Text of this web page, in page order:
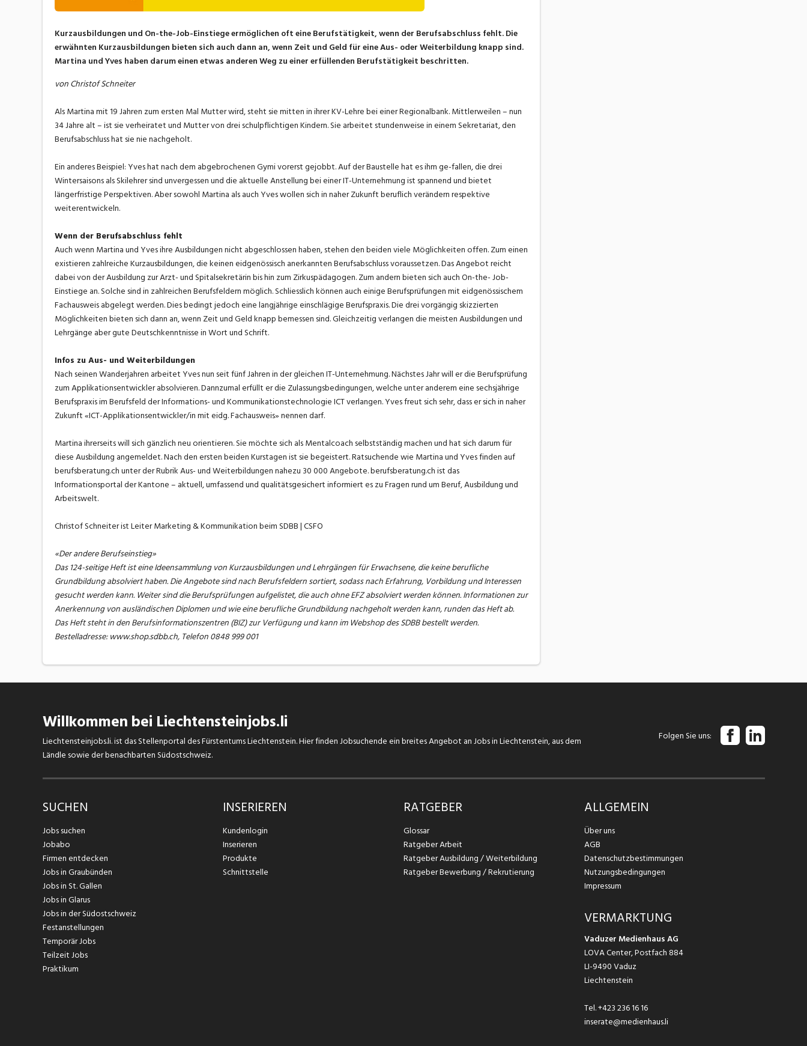
Kurzausbildungen und On-the-Job-Einstiege ermöglichen oft eine Berufstätigkeit, wenn der Berufsabschluss fehlt. Die
erwähnten Kurzausbildungen bieten sich auch dann an, wenn Zeit und Geld für eine Aus- oder Weiterbildung knapp sind.
Martina und Yves haben darum einen etwas anderen Weg zu einer erfüllenden Berufstätigkeit beschritten.
von Christof Schneiter
Als Martina mit 19 Jahren zum ersten Mal Mutter wird, steht sie mitten in ihrer KV-Lehre bei einer Regionalbank. Mittlerweilen – nun
34 Jahre alt – ist sie verheiratet und Mutter von drei schulpflichtigen Kindern. Sie arbeitet stundenweise in einem Sekretariat, den
Berufsabschluss hat sie nie nachgeholt.
Ein anderes Beispiel: Yves hat nach dem abgebrochenen Gymi vorerst gejobbt. Auf der Baustelle hat es ihm ge-fallen, die drei
Wintersaisons als Skilehrer sind unvergessen und die aktuelle Anstellung bei einer IT-Unternehmung ist spannend und bietet
längerfristige Perspektiven. Aber sowohl Martina als auch Yves wollen sich in naher Zukunft beruflich verändern respektive
weiterentwickeln.
Wenn der Berufsabschluss fehlt
Auch wenn Martina und Yves ihre Ausbildungen nicht abgeschlossen haben, stehen den beiden viele Möglichkeiten offen. Zum einen
existieren zahlreiche Kurzausbildungen, die keinen eidgenössisch anerkannten Berufsabschluss voraussetzen. Das Angebot reicht
dabei von der Ausbildung zur Arzt- und Spitalsekretärin bis hin zum Zirkuspädagogen. Zum andern bieten sich auch On-the- Job-
Einstiege an. Solche sind in zahlreichen Berufsfeldern möglich. Schliesslich können auch einige Berufsprüfungen mit eidgenössischem
Fachausweis abgelegt werden. Dies bedingt jedoch eine langjährige einschlägige Berufspraxis. Die drei vorgängig skizzierten
Möglichkeiten bieten sich dann an, wenn Zeit und Geld knapp bemessen sind. Gleichzeitig verlangen die meisten Ausbildungen und
Lehrgänge aber gute Deutschkenntnisse in Wort und Schrift.
Infos zu Aus- und Weiterbildungen
Nach seinen Wanderjahren arbeitet Yves nun seit fünf Jahren in der gleichen IT-Unternehmung. Nächstes Jahr will er die Berufsprüfung
zum Applikationsentwickler absolvieren. Dannzumal erfüllt er die Zulassungsbedingungen, welche unter anderem eine sechsjährige
Berufspraxis im Berufsfeld der Informations- und Kommunikationstechnologie ICT verlangen. Yves freut sich sehr, dass er sich in naher
Zukunft «ICT-Applikationsentwickler/in mit eidg. Fachausweis» nennen darf.
Martina ihrerseits will sich gänzlich neu orientieren. Sie möchte sich als Mentalcoach selbstständig machen und hat sich darum für
diese Ausbildung angemeldet. Nach den ersten beiden Kurstagen ist sie begeistert. Ratsuchende wie Martina und Yves finden auf
berufsberatung.ch unter der Rubrik Aus- und Weiterbildungen nahezu 30 000 Angebote. berufsberatung.ch ist das
Informationsportal der Kantone – aktuell, umfassend und qualitätsgesichert informiert es zu Fragen rund um Beruf, Ausbildung und
Arbeitswelt.
Christof Schneiter ist Leiter Marketing & Kommunikation beim SDBB | CSFO
«Der andere Berufseinstieg»
Das 124-seitige Heft ist eine Ideensammlung von Kurzausbildungen und Lehrgängen für Erwachsene, die keine berufliche
Grundbildung absolviert haben. Die Angebote sind nach Berufsfeldern sortiert, sodass nach Erfahrung, Vorbildung und Interessen
gesucht werden kann. Weiter sind die Berufsprüfungen aufgelistet, die auch ohne EFZ absolviert werden können. Informationen zur
Anerkennung von ausländischen Diplomen und wie eine berufliche Grundbildung nachgeholt werden kann, runden das Heft ab.
Das Heft steht in den Berufsinformationszentren (BIZ) zur Verfügung und kann im Webshop des SDBB bestellt werden.
Bestelladresse: www.shop.sdbb.ch, Telefon 0848 999 001
Willkommen bei Liechtensteinjobs.li
Liechtensteinjobs.li. ist das Stellenportal des Fürstentums Liechtenstein. Hier finden Jobsuchende ein breites Angebot an Jobs in Liechtenstein, aus dem
Ländle sowie der benachbarten Südostschweiz.
Folgen Sie uns
SUCHEN
Jobs suchen
Jobabo
Firmen entdecken
Jobs in Graubünden
Jobs in St. Gallen
Jobs in Glarus
Jobs in der Südostschweiz
Festanstellungen
Temporär Jobs
Teilzeit Jobs
Praktikum
INSERIEREN
Kundenlogin
Inserieren
Produkte
Schnittstelle
RATGEBER
Glossar
Ratgeber Arbeit
Ratgeber Ausbildung / Weiterbildung
Ratgeber Bewerbung / Rekrutierung
ALLGEMEIN
Über uns
AGB
Datenschutzbestimmungen
Nutzungsbedingungen
Impressum
VERMARKTUNG
Vaduzer Medienhaus AG
LOVA Center, Postfach 884
LI-9490 Vaduz
Liechtenstein
Tel.+423 236 16 16
inserate@medienhaus.li